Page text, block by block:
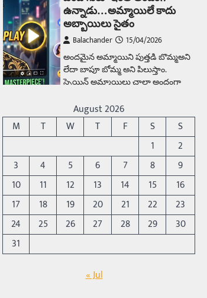
రోడ్డుపై ఏరులై పారిన బీర్లు…
ఘాటుతో మండుతున్న నోర్లు
Balachander
15/04/2026
ఉత్తర ప్రదేశ్‌లోని ఝాన్సీ జిల్లాలో ఒక
వింతైన రోడ్డు ప్రమాదం చోటుచేసుకుంది.
ఝాన్సీ–కాన్పూర్ జాతీయ రహదారిపై
1
Trending
అక్కడ ఆదివారం బట్టలు
ఉతికితే…జైలుకే
Balachander
13/06/2026
ఆదివారం వచ్చిందంటే చాలు
సామాన్యుడి నుండి సాఫ్ట్‌వేర్ ఉద్యోగి
వరకు అందరికీ గుర్తొచ్చే మొదటి పని
‘బట్టలు ఉతకడం’. వారం…
Trending
మనసున్న బిచ్చగాడు… సీఎం
August 2026
M
T W T F S
S
1
2
3
4 5 6 7 8
9
10
11 12 13 14 15
16
17
18 19 20 21 22
23
24
25 26 27 28 29
30
31
« Jul